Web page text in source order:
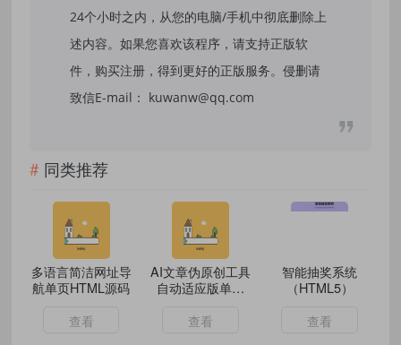
24个小时之内，从您的电脑/手机中彻底删除上
述内容。如果您喜欢该程序，请支持正版软
件，购买注册，得到更好的正版服务。侵删请
致信E-mail： kuwanw@qq.com
同类推荐
多语言简洁网址导
航单页HTML源码
查看
AI文章伪原创工具
自动适应版单页
查看
智能抽奖系统
（HTML5）
查看